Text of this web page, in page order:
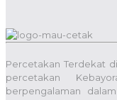
Percetakan Terdekat
percetakan
berpengalaman